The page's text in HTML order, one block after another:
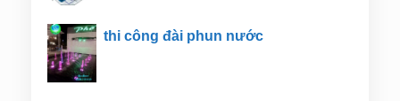
thi công đài phun nước